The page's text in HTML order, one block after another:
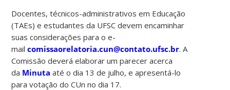
Docentes, técnicos-administrativos em Educação
(TAEs) e estudantes da UFSC devem encaminhar
suas considerações para o e-
mailcomissaorelatoria.cun@contato.ufsc.br. A
Comissão deverá elaborar um parecer acerca
da Minuta até o dia 13 de julho, e apresentá-lo
para votação do CUn no dia 17.